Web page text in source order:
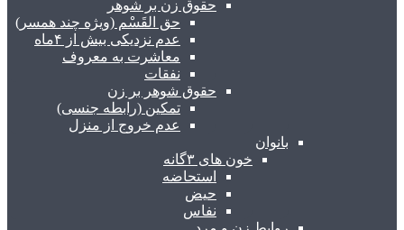
حقوق زن بر شوهر
حق القَسْم (ویژه چند همسر)
عدم نزدیکی بیش از ۴ماه
معاشرت به معروف
نفقات
حقوق شوهر بر زن
تمکین (رابطه جنسی)
عدم خروج از منزل
بانوان
خون های ۳گانه
استحاضه
حیض
نفاس